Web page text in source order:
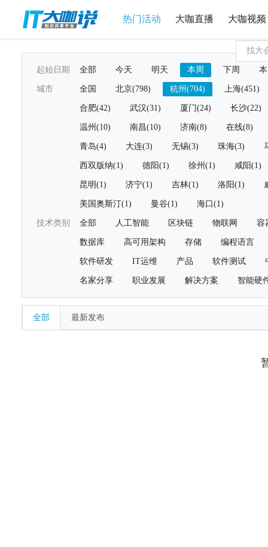
热门活动 大咖直播 大咖视频
起始日期 全部 今天 明天 本周 下周
城市 全国 北京(798) 杭州(704) 上海(451)
合肥(42) 武汉(31) 厦门(24) 长沙(22)
温州(10) 南昌(10) 济南(8) 在线(8)
青岛(4) 大连(3) 无锡(3) 珠海(3)
西双版纳(1) 德阳(1) 徐州(1) 咸阳(1)
昆明(1) 济宁(1) 吉林(1) 洛阳(1)
美国奥斯汀(1) 曼谷(1) 海口(1)
技术类别 全部 人工智能 区块链 物联网 容
数据库 高可用架构 存储 编程语言
软件研发 IT运维 产品 软件测试
名家分享 职业发展 解决方案 智能硬
全部 最新发布